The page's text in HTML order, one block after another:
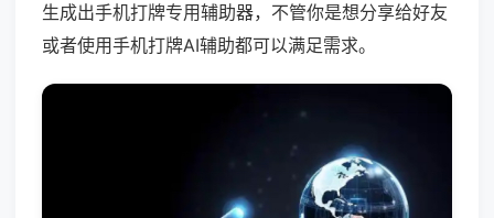
生成出手机打牌专用辅助器，不管你是想分享给好友
或者使用手机打牌AI辅助都可以满足需求。